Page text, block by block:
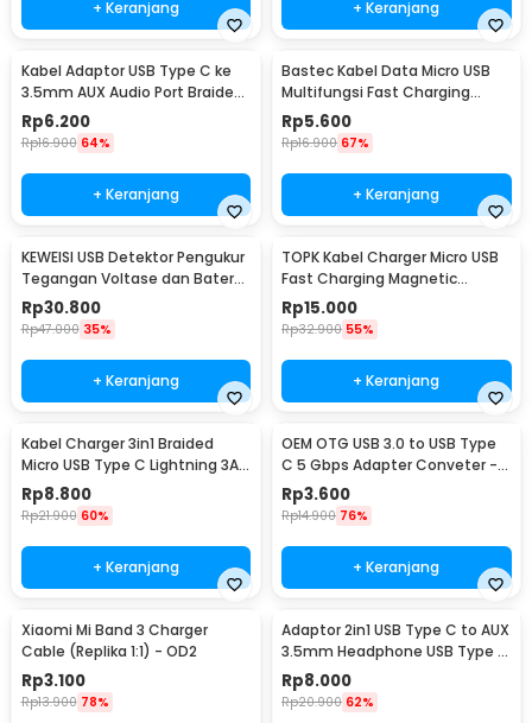
+ Keranjang + Keranjang
Kabel Adaptor USB Type C ke
3.5mm AUX Audio Port Braided
- PJ1645-01
Rp6.200
Rp16.900 64%
+ Keranjang
Bastec Kabel Data Micro USB
Multifungsi Fast Charging
Braided 100cm - BN100
Rp5.600
Rp16.900 67%
+ Keranjang
KEWEISI USB Detektor Pengukur
Tegangan Voltase dan Baterai
Tester - KWS-V20
Rp30.800
Rp47.000 35%
+ Keranjang
TOPK Kabel Charger Micro USB
Fast Charging Magnetic
Braided 5V 2.4A 1M - CS1711
Rp15.000
Rp32.900 55%
+ Keranjang
Kabel Charger 3in1 Braided
Micro USB Type C Lightning 3A
1.2M - US186
Rp8.800
Rp21.900 60%
+ Keranjang
OEM OTG USB 3.0 to USB Type
C 5 Gbps Adapter Conveter -
US154
Rp3.600
Rp14.900 76%
+ Keranjang
Xiaomi Mi Band 3 Charger
Cable (Replika 1:1) - OD2
Rp3.100
Rp13.900 78%
Adaptor 2in1 USB Type C to AUX
3.5mm Headphone USB Type C
- W1O33
Rp8.000
Rp20.900 62%